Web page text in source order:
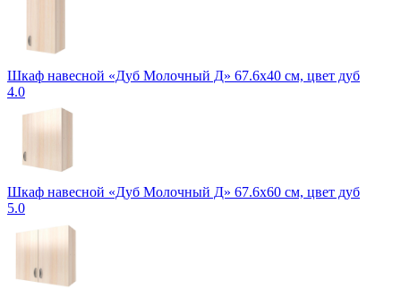
Шкаф навесной «Дуб Молочный Д» 67.6х40 см, цвет дуб
4.0
Шкаф навесной «Дуб Молочный Д» 67.6х60 см, цвет дуб
5.0